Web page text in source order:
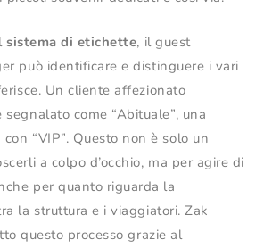
sistema di etichette, il guest
può identificare e distinguere i vari
Un cliente affezionato
come “Abituale”, una
“VIP”. Questo non è solo un
a colpo d’occhio, ma per agire di
per quanto riguarda la
la struttura e i viaggiatori. Zak
questo processo grazie al